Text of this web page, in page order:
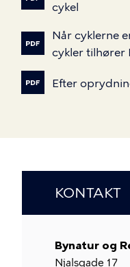
cykel
Når cyklerne
cykler tilhører
Efter
KONTAKT
Bynatur og
Njalsgade 17